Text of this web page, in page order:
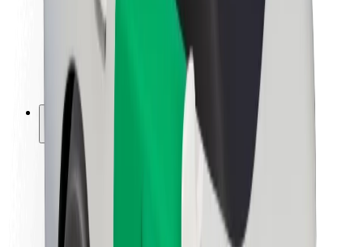
Vodstvo
Brend
Mediji
Urban Fund
Sigurnost
Sigurnost korisnika
Sigurnost vozača
Sigurnost na romobilu
Sigurnosni laboratorij